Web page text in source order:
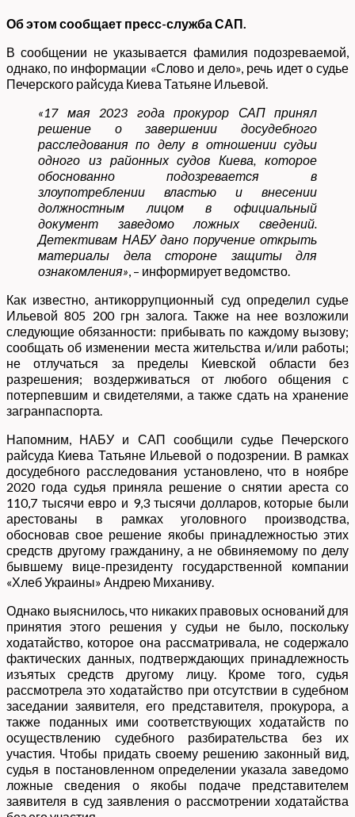
Об этом сообщает пресс-служба САП.
В сообщении не указывается фамилия подозреваемой,
однако, по информации «Слово и дело», речь идет о судье
Печерского райсуда Киева Татьяне Ильевой.
«17 мая 2023 года прокурор САП принял
решение о завершении досудебного
расследования по делу в отношении судьи
одного из районных судов Киева, которое
обоснованно подозревается в
злоупотреблении властью и внесении
должностным лицом в официальный
документ заведомо ложных сведений.
Детективам НАБУ дано поручение открыть
материалы дела стороне защиты для
ознакомления», – информирует ведомство.
Как известно, антикоррупционный суд определил судье
Ильевой 805 200 грн залога. Также на нее возложили
следующие обязанности: прибывать по каждому вызову;
сообщать об изменении места жительства и/или работы;
не отлучаться за пределы Киевской области без
разрешения; воздерживаться от любого общения с
потерпевшим и свидетелями, а также сдать на хранение
загранпаспорта.
Напомним, НАБУ и САП сообщили судье Печерского
райсуда Киева Татьяне Ильевой о подозрении. В рамках
досудебного расследования установлено, что в ноябре
2020 года судья приняла решение о снятии ареста со
110,7 тысячи евро и 9,3 тысячи долларов, которые были
арестованы в рамках уголовного производства,
обосновав свое решение якобы принадлежностью этих
средств другому гражданину, а не обвиняемому по делу
бывшему вице-президенту государственной компании
«Хлеб Украины» Андрею Миханиву.
Однако выяснилось, что никаких правовых оснований для
принятия этого решения у судьи не было, поскольку
ходатайство, которое она рассматривала, не содержало
фактических данных, подтверждающих принадлежность
изъятых средств другому лицу. Кроме того, судья
рассмотрела это ходатайство при отсутствии в судебном
заседании заявителя, его представителя, прокурора, а
также поданных ими соответствующих ходатайств по
осуществлению судебного разбирательства без их
участия. Чтобы придать своему решению законный вид,
судья в постановленном определении указала заведомо
ложные сведения о якобы подаче представителем
заявителя в суд заявления о рассмотрении ходатайства